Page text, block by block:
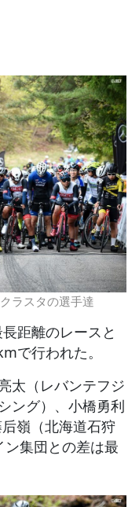
ラスタの選手達
距離のレースと
で行われた。
太（レバンテフジ
ング）、小橋勇利
后嶺（北海道石狩
集団との差は最